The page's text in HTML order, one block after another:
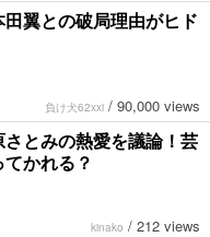
翼との破局理由がヒド
負け犬62xxi / 90,000 views
とみの熱愛を議論！芸
かれる？
kinako / 212 views